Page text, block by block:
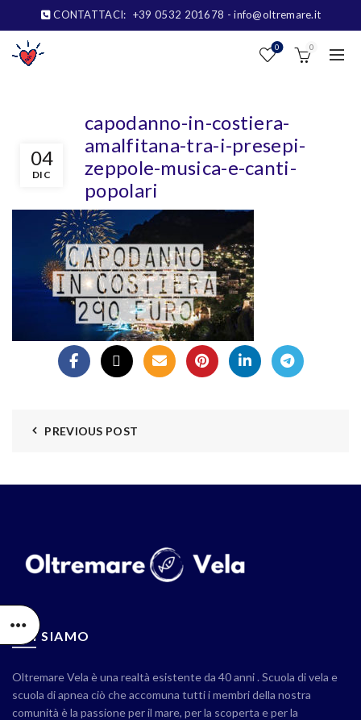
CONTATTACI: +39 0532 201678 - info@oltremare.it
0 0
04
DIC
capodanno-in-costiera-
amalfitana-tra-i-presepi-
zeppole-musica-e-canti-
popolari
PREVIOUS POST
CHI SIAMO
Oltremare Vela è una realtà esistente da 40 anni . Scuola di vela e
scuola di apnea ciò che accomuna tutti i membri della nostra
comunità è la passione per il mare, per la scoperta e per la